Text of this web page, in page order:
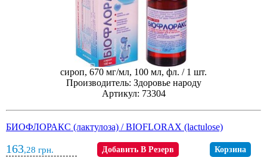
сироп, 670 мг/мл, 100 мл, фл. / 1 шт.
Производитель: Здоровье народу
Артикул: 73304
БИОФЛОРАКС (лактулоза) / BIOFLORAX (lactulose)
163,28 грн. Добавить В Резерв Корзина